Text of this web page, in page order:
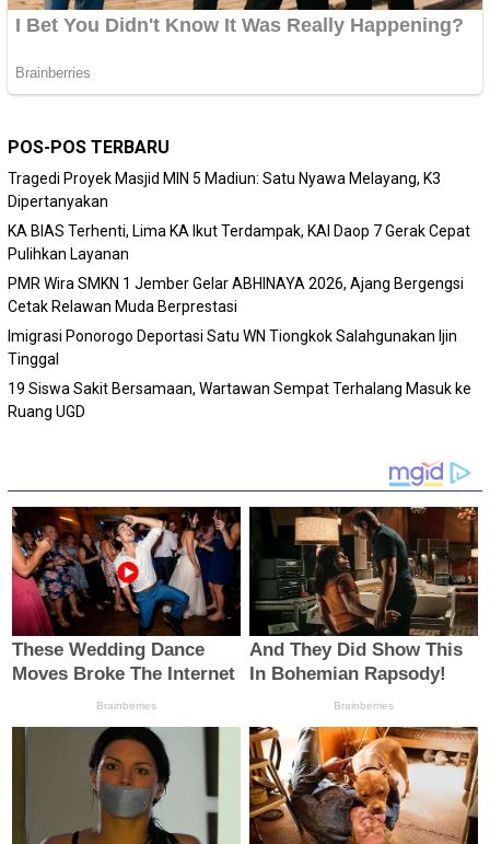
POS-POS TERBARU
Tragedi Proyek Masjid MIN 5 Madiun: Satu Nyawa Melayang, K3
Dipertanyakan
KA BIAS Terhenti, Lima KA Ikut Terdampak, KAI Daop 7 Gerak Cepat
Pulihkan Layanan
PMR Wira SMKN 1 Jember Gelar ABHINAYA 2026, Ajang Bergengsi
Cetak Relawan Muda Berprestasi
Imigrasi Ponorogo Deportasi Satu WN Tiongkok Salahgunakan Ijin
Tinggal
19 Siswa Sakit Bersamaan, Wartawan Sempat Terhalang Masuk ke
Ruang UGD